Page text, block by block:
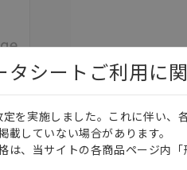
カタログを選択
タシートご利用に
を実施しました。これに伴い、
載していない場合があります。
は、当サイトの各商品ページ内